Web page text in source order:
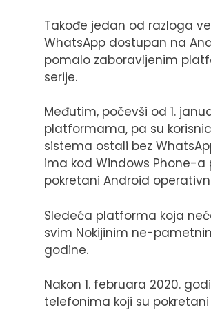
Takođe jedan od razloga
WhatsApp dostupan na
pomalo zaboravljenim
serije.
Međutim, počevši od 1.
platformama, pa su
sistema ostali bez
ima kod Windows Phone-
pokretani Android
Sledeća platforma koja
svim Nokijinim ne-
godine.
Nakon 1. februara 2020.
telefonima koji su pokretani